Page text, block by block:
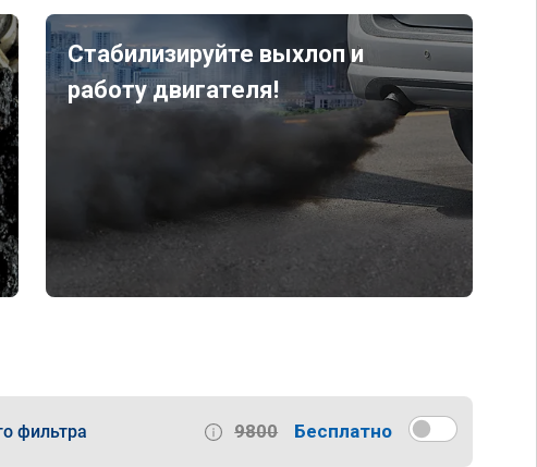
Стабилизируйте выхлоп и
работу двигателя!
фильтра 9800 Бесплатно